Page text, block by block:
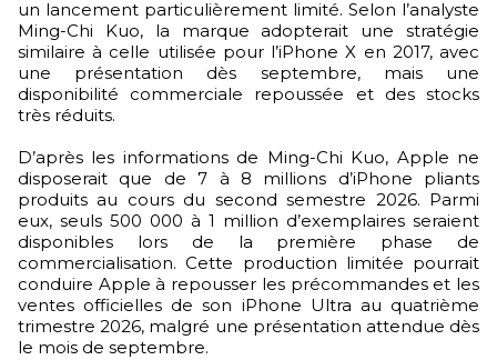
un lancement particulièrement limité. Selon l’analyste
Ming-Chi Kuo, la marque adopterait une stratégie
similaire à celle utilisée pour l’iPhone X en 2017, avec
une présentation dès septembre, mais une
disponibilité commerciale repoussée et des stocks
très réduits.
D’après les informations de Ming-Chi Kuo, Apple ne
disposerait que de 7 à 8 millions d’iPhone pliants
produits au cours du second semestre 2026. Parmi
eux, seuls 500 000 à 1 million d’exemplaires seraient
disponibles lors de la première phase de
commercialisation. Cette production limitée pourrait
conduire Apple à repousser les précommandes et les
ventes officielles de son iPhone Ultra au quatrième
trimestre 2026, malgré une présentation attendue dès
le mois de septembre.